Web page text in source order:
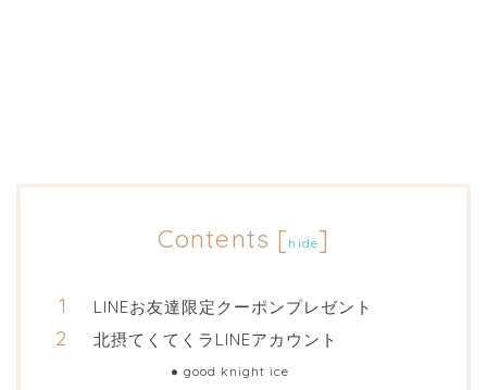
Contents [ hide]
LINEお友達限定クーポンプレゼント
北摂てくてくラLINEアカウント
good knight ice